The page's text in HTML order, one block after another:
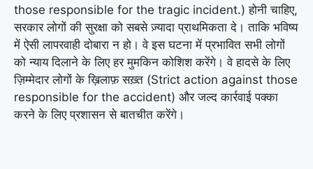
those responsible for the tragic incident.) होनी चाहिए,
सरकार लोगों की सुरक्षा को सबसे ज़्यादा प्राथमिकता दे। ताकि भविष्य
में ऐसी लापरवाही दोबारा न हो। वे इस घटना में प्रभावित सभी लोगों
को न्याय दिलाने के लिए हर मुमकिन कोशिश करेंगे। वे हादसे के लिए
ज़िम्मेदार लोगों के ख़िलाफ़ सख़्त (Strict action against those
responsible for the accident) और जल्द कार्रवाई पक्का
करने के लिए प्रशासन से बातचीत करेंगे।